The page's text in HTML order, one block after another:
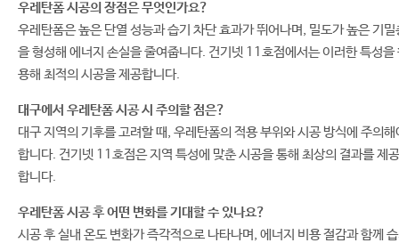
우레탄폼 시공의 장점은 무엇인가요?
우레탄폼은 높은 단열 성능과 습기 차단 효과가 뛰어나며, 밀도가 높은 기밀
을 형성해 에너지 손실을 줄여줍니다. 건기넷 11호점에서는 이러한 특성을
용해 최적의 시공을 제공합니다.
대구에서 우레탄폼 시공 시 주의할 점은?
대구 지역의 기후를 고려할 때, 우레탄폼의 적용 부위와 시공 방식에 주의해
합니다. 건기넷 11호점은 지역 특성에 맞춘 시공을 통해 최상의 결과를 제공
합니다.
우레탄폼 시공 후 어떤 변화를 기대할 수 있나요?
시공 후 실내 온도 변화가 즉각적으로 나타나며, 에너지 비용 절감과 함께